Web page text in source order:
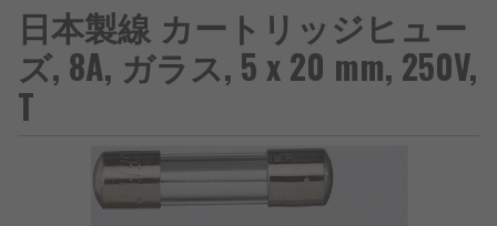
日本製線 カートリッジヒュー
ズ, 8A, ガラス, 5 x 20 mm, 250V,
T